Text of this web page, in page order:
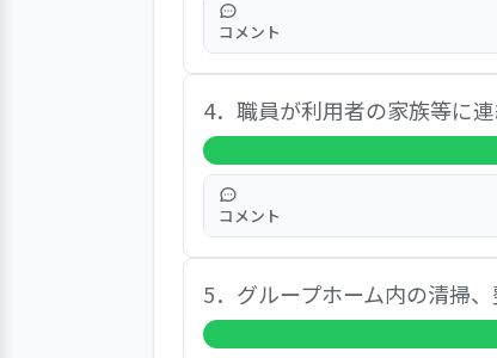
コメント
「はい」の回答率は、７７％
操をやってから作業所に行く
声が大きい人がいる。 ・大丈
る。 ・落ち着いて過ごせてい
4．職員が利用者の家族等に
コメント
「はい」の回答率は、６４％
い。 ・母が亡くなって妹はあ
い。 ・携帯持ってるので自分
てくれる。職員が家族に電話
5．グループホーム内の清掃